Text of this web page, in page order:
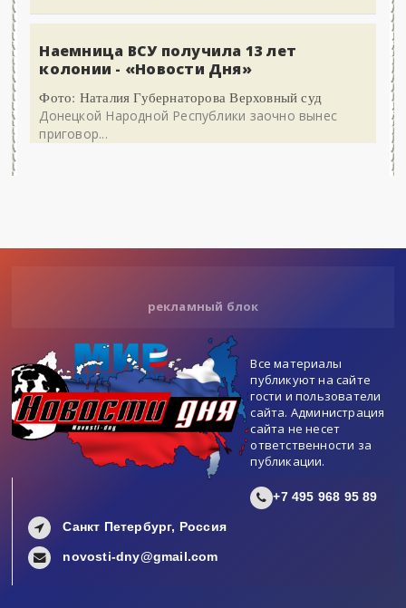
Наемница ВСУ получила 13 лет
колонии - «Новости Дня»
Фото: Наталия Губернаторова Верховный суд
Донецкой Народной Республики заочно вынес
приговор...
рекламный блок
Все материалы
публикуют на сайте
гости и пользователи
сайта. Администрация
сайта не несет
ответственности за
публикации.
+7 495 968 95 89
Санкт Петербург, Россия
novosti-dny@gmail.com